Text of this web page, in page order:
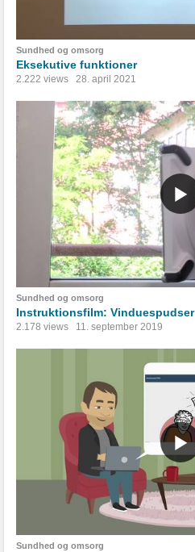
Sundhed og omsorg
Eksekutive funktioner
2.222 views 28. april 2021
Sundhed og omsorg
Instruktionsfilm: Vinduespudser
2.178 views 11. september 2019
Sundhed og omsorg